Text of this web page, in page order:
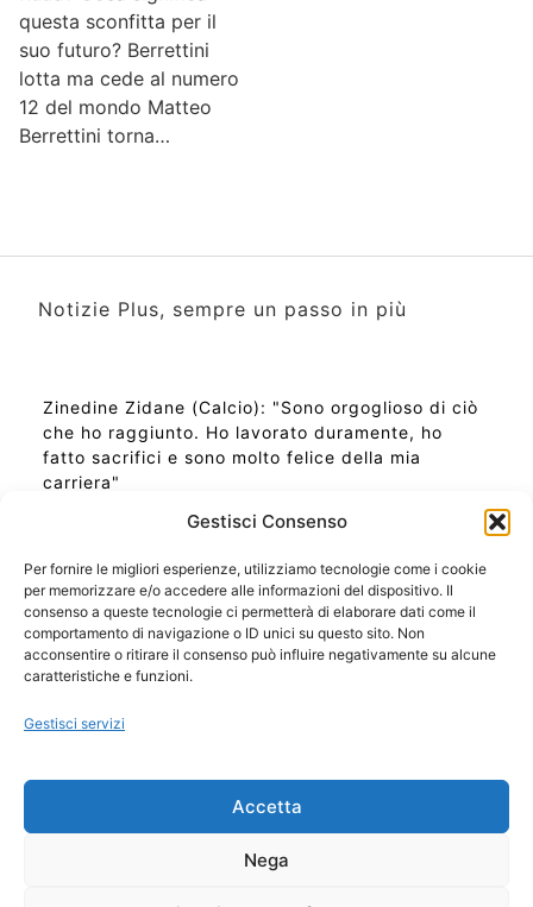
Gestisci Consenso
Per fornire le migliori esperienze, utilizziamo tecnologie come i cookie
per memorizzare e/o accedere alle informazioni del dispositivo. Il
consenso a queste tecnologie ci permetterà di elaborare dati come il
comportamento di navigazione o ID unici su questo sito. Non
acconsentire o ritirare il consenso può influire negativamente su alcune
caratteristiche e funzioni.
Gestisci servizi
Accetta
Nega
questa sconfitta per il
suo futuro? Berrettini
lotta ma cede al numero
12 del mondo Matteo
Berrettini torna…
Notizie Plus, sempre un passo in più
Zinedine Zidane (Calcio): "Sono orgoglioso di ciò
che ho raggiunto. Ho lavorato duramente, ho
fatto sacrifici e sono molto felice della mia
carriera"
Ora Esatta in Italia in questo momento
Ti Senti Strano Ultimamente? Potrebbe Essere per
la Risonanza di Schumann
Come Sapere Se Stai Ascendendo alla Quinta
Copyright 2026 NotiziePlus.com
📰 Contenuto Umano Verificato